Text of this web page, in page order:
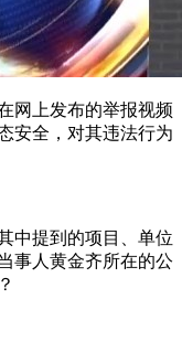
上发布的举报视频
安全，对其违法行为
提到的项目、单位
事人黄金齐所在的公